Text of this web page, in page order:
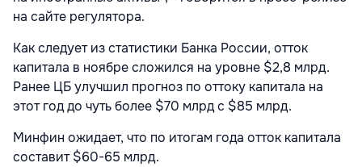
на сайте регулятора.
Как следует из статистики Банка России, отток
капитала в ноябре сложился на уровне $2,8 млрд.
Ранее ЦБ улучшил прогноз по оттоку капитала на
этот год до чуть более $70 млрд с $85 млрд.
Минфин ожидает, что по итогам года отток капитала
составит $60-65 млрд.